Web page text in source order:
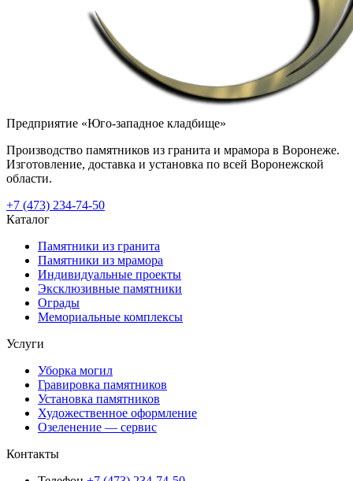
Предприятие «Юго-западное кладбище»
Производство памятников из гранита и мрамора в Воронеже.
Изготовление, доставка и установка по всей Воронежской
области.
+7 (473) 234-74-50
Каталог
Памятники из гранита
Памятники из мрамора
Индивидуальные проекты
Эксклюзивные памятники
Ограды
Мемориальные комплексы
Услуги
Уборка могил
Гравировка памятников
Установка памятников
Художественное оформление
Озеленение — сервис
Контакты